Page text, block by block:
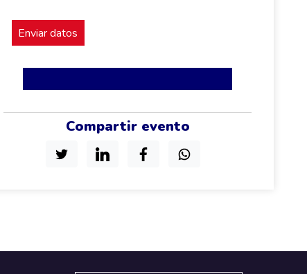
Compartir evento